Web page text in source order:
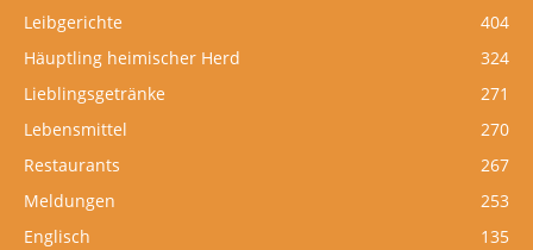
Leibgerichte
404
Häuptling heimischer Herd
324
Lieblingsgetränke
271
Lebensmittel
270
Restaurants
267
Meldungen
253
Englisch
135